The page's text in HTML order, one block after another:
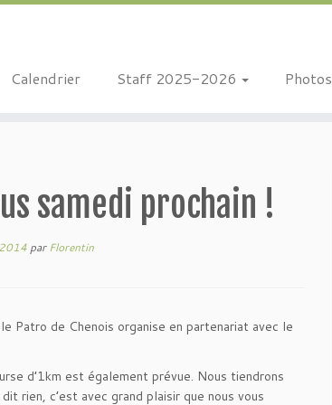
Calendrier Staff 2025-2026 Photos
samedi prochain !
parFlorentin
Patro de Chenois organise en partenariat avec le
d’1km est également prévue. Nous tiendrons
rien, c’est avec grand plaisir que nous vous